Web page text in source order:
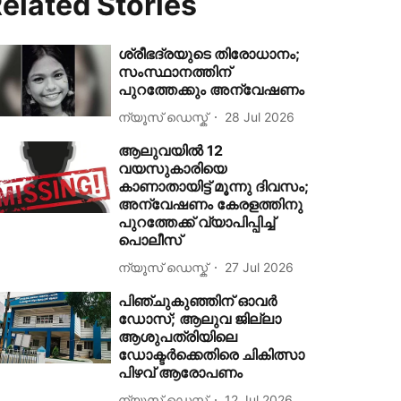
ശ്രീഭദ്രയുടെ തിരോധാനം;
സംസ്ഥാനത്തിന്
പുറത്തേക്കും അന്വേഷണം
ന്യൂസ് ഡെസ്ക് 28 Jul 2026
ആലുവയിൽ 12
വയസുകാരിയെ
കാണാതായിട്ട് മൂന്നു ദിവസം;
അന്വേഷണം കേരളത്തിനു
പുറത്തേക്ക് വ്യാപിപ്പിച്ച്
പൊലീസ്
ന്യൂസ് ഡെസ്ക് 27 Jul 2026
പിഞ്ചുകുഞ്ഞിന് ഓവർ
ഡോസ്; ആലുവ ജില്ലാ
ആശുപത്രിയിലെ
ഡോക്ടർക്കെതിരെ ചികിത്സാ
പിഴവ് ആരോപണം